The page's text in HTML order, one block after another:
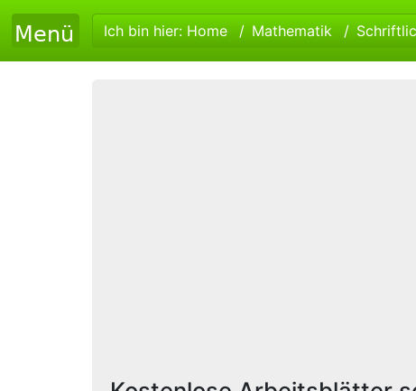
Ich bin hier: Home Mathematik